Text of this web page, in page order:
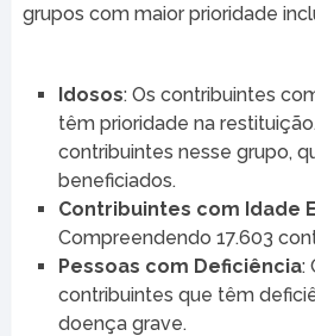
grupos com maior prioridade
Idosos: Os contribuintes
têm prioridade na
contribuintes nesse grupo,
beneficiados.
Contribuintes com Idade
Compreendendo 17.603
Pessoas com Deficiência:
contribuintes que têm
doença grave.